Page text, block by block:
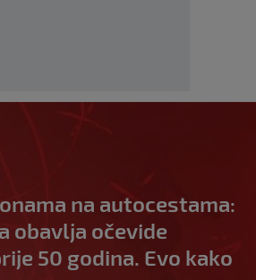
na autocestama:
obavlja očevide
50 godina. Evo kako